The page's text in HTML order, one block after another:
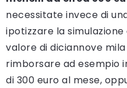
necessitate invece di
ipotizzare la
valore di diciannove
rimborsare ad esempio
di 300 euro al mese,